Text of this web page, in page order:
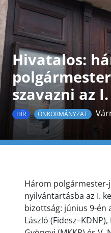
Hivatalos:
szavazni az
HÍR ÖNKORMÁNYZAT
Három
nyilvántartásba az I.
bizottság: június 9-én
László